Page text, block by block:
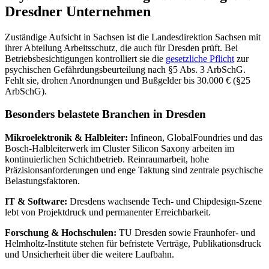
Dresdner Unternehmen
Zuständige Aufsicht in Sachsen ist die Landesdirektion Sachsen mit
ihrer Abteilung Arbeitsschutz, die auch für Dresden prüft. Bei
Betriebsbesichtigungen kontrolliert sie die gesetzliche Pflicht zur
psychischen Gefährdungsbeurteilung nach §5 Abs. 3 ArbSchG.
Fehlt sie, drohen Anordnungen und Bußgelder bis 30.000 € (§25
ArbSchG).
Besonders belastete Branchen in Dresden
Mikroelektronik & Halbleiter: Infineon, GlobalFoundries und das
Bosch-Halbleiterwerk im Cluster Silicon Saxony arbeiten im
kontinuierlichen Schichtbetrieb. Reinraumarbeit, hohe
Präzisionsanforderungen und enge Taktung sind zentrale psychische
Belastungsfaktoren.
IT & Software: Dresdens wachsende Tech- und Chipdesign-Szene
lebt von Projektdruck und permanenter Erreichbarkeit.
Forschung & Hochschulen: TU Dresden sowie Fraunhofer- und
Helmholtz-Institute stehen für befristete Verträge, Publikationsdruck
und Unsicherheit über die weitere Laufbahn.